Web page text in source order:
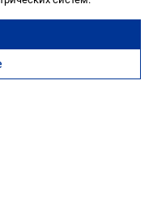
офисы ещё